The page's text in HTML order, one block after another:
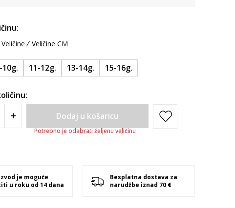
Veličine Veličine CM
10g. 11-12g. 13-14g. 15-16g.
Dodaj u košaricu
Potrebno je odabrati željenu veličinu
je moguće
u roku od 14 dana
Besplatna dostava za
narudžbe iznad 70 €